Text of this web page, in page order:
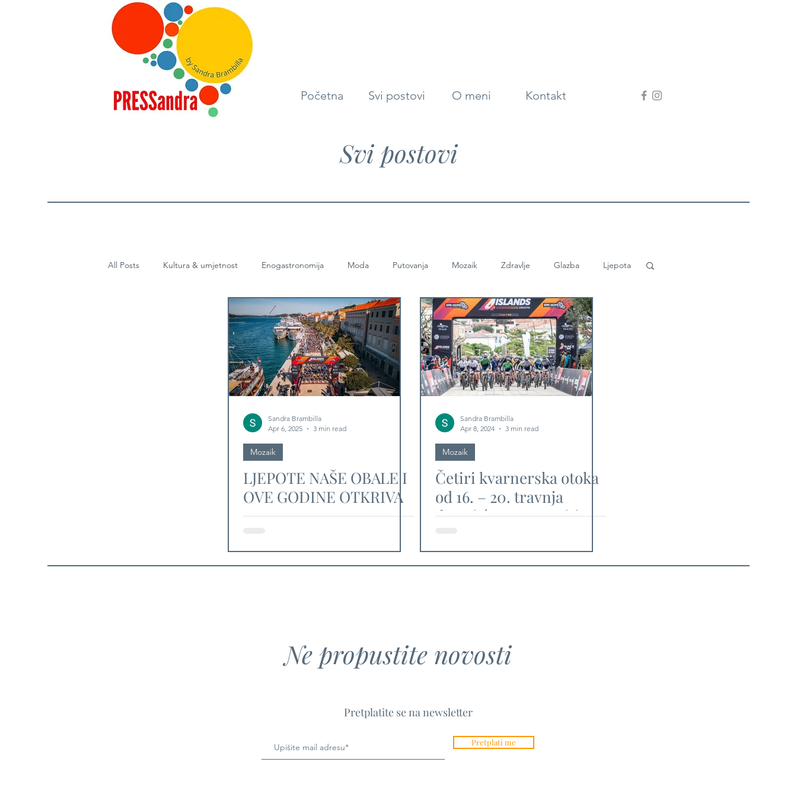
Početna Svi postovi O meni Kontakt
Svi postovi
All Posts Kultura & umjetnost Enogastronomija Moda Putovanja Mozaik Zdravlje Glazba Ljepota
Sandra Brambilla
Apr 6, 2025
3 min read
Mozaik
LJEPOTE NAŠE OBALE I
OVE GODINE OTKRIVA
4 ISLANDS UTRKA
Sandra Brambilla
Apr 8, 2024
3 min read
Mozaik
Četiri kvarnerska otoka
od 16. – 20. travnja
deveti će put ugostiti
ISLANDS MTB RACE"
Ne propustite novosti
Pretplatite se na newsletter
Pretplati me